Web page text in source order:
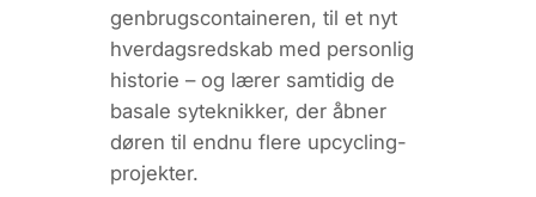
genbrugscontaineren, til et nyt
hverdagsredskab med personlig
historie – og lærer samtidig de
basale syteknikker, der åbner
døren til endnu flere upcycling-
projekter.